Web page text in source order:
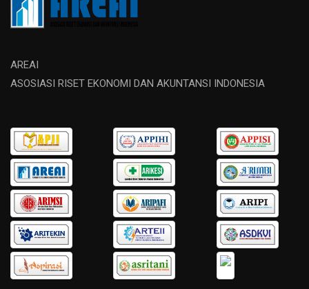
AREAI
ASOSIASI RISET EKONOMI DAN AKUNTANSI INDONESIA